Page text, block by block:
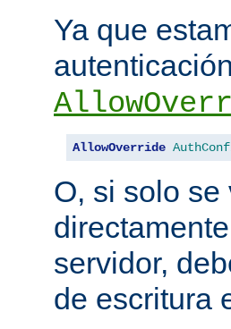
Ya que
AllowOverride
O, si solo
servidor,
de escritura